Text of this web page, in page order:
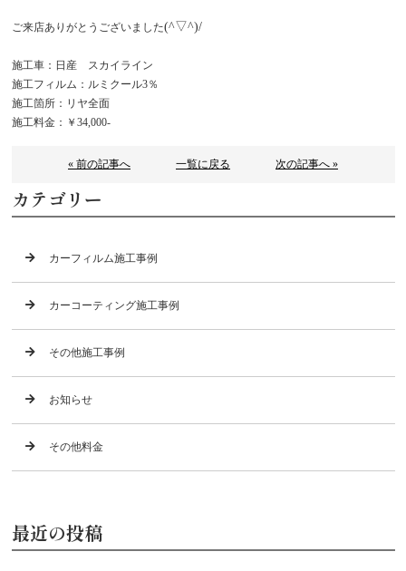
ご来店ありがとうございました(^▽^)/
施工車：日産 スカイライン
施工フィルム：ルミクール3％
施工箇所：リヤ全面
施工料金：￥34,000-
« 前の記事へ 一覧に戻る 次の記事へ »
カテゴリー
カーフィルム施工事例
カーコーティング施工事例
その他施工事例
お知らせ
その他料金
最近の投稿